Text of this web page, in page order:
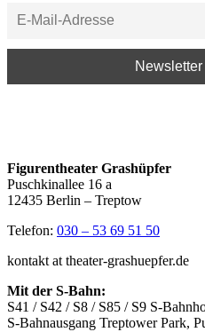
Figurentheater Grashüpfer
Puschkinallee 16 a
12435 Berlin – Treptow
Telefon: 030 – 53 69 51 50
kontakt at theater-grashuepfer.de
Mit der S-Bahn:
S41 / S42 / S8 / S85 / S9 S-
S-Bahnausgang Treptower Park,